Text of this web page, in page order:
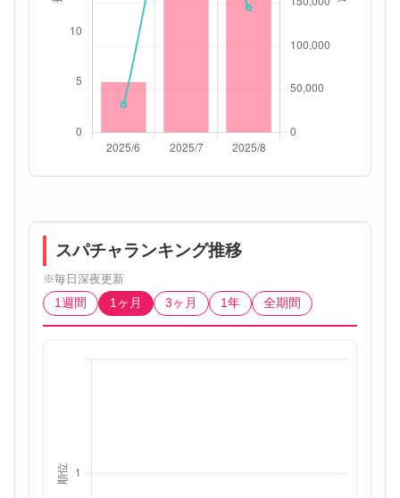
スパチャランキング推移
※毎日深夜更新
1週間
1ヶ月 3ヶ月 1年 全期間